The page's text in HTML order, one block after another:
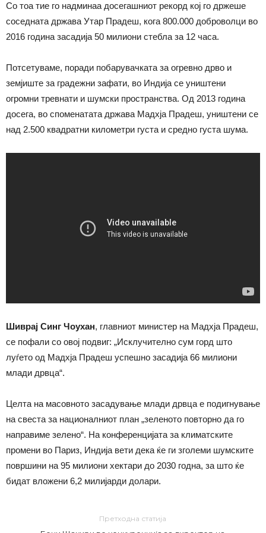
Со тоа тие го надминаа досегашниот рекорд кој го држеше
соседната држава Утар Прадеш, кога 800.000 доброволци во
2016 година засадија 50 милиони стебла за 12 часа.
Потсетуваме, поради побарувачката за огревно дрво и
земјиште за градежни зафати, во Индија се уништени
огромни тревнати и шумски пространства. Од 2013 година
досега, во споменатата држава Мадхја Прадеш, уништени се
над 2.500 квадратни километри густа и средно густа шума.
Шиврај Синг Чоухан, главниот министер на Мадхја Прадеш,
се пофали со овој подвиг: „Исклучително сум горд што
луѓето од Мадхја Прадеш успешно засадија 66 милиони
млади дрвца“.
Целта на масовното засадување млади дрвца е подигнување
на свеста за националниот план „зеленото повторно да го
направиме зелено“. На конференцијата за климатските
промени во Париз, Индија вети дека ќе ги зголеми шумските
површини на 95 милиони хектари до 2030 годна, за што ќе
бидат вложени 6,2 милијарди долари.
Претходна статија